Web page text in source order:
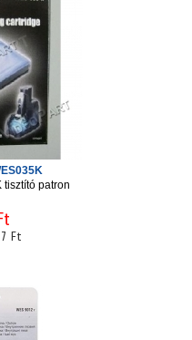
tisztító patron
Ft